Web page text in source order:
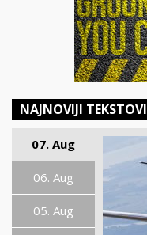
NAJNOVIJI TEKSTOVI
07. Aug
06. Aug
05. Aug